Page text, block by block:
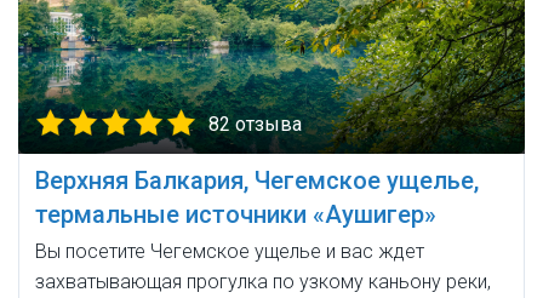
82 отзыва
Верхняя Балкария, Чегемское ущелье,
термальные источники «Аушигер»
Вы посетите Чегемское ущелье и вас ждет
захватывающая прогулка по узкому каньону реки,